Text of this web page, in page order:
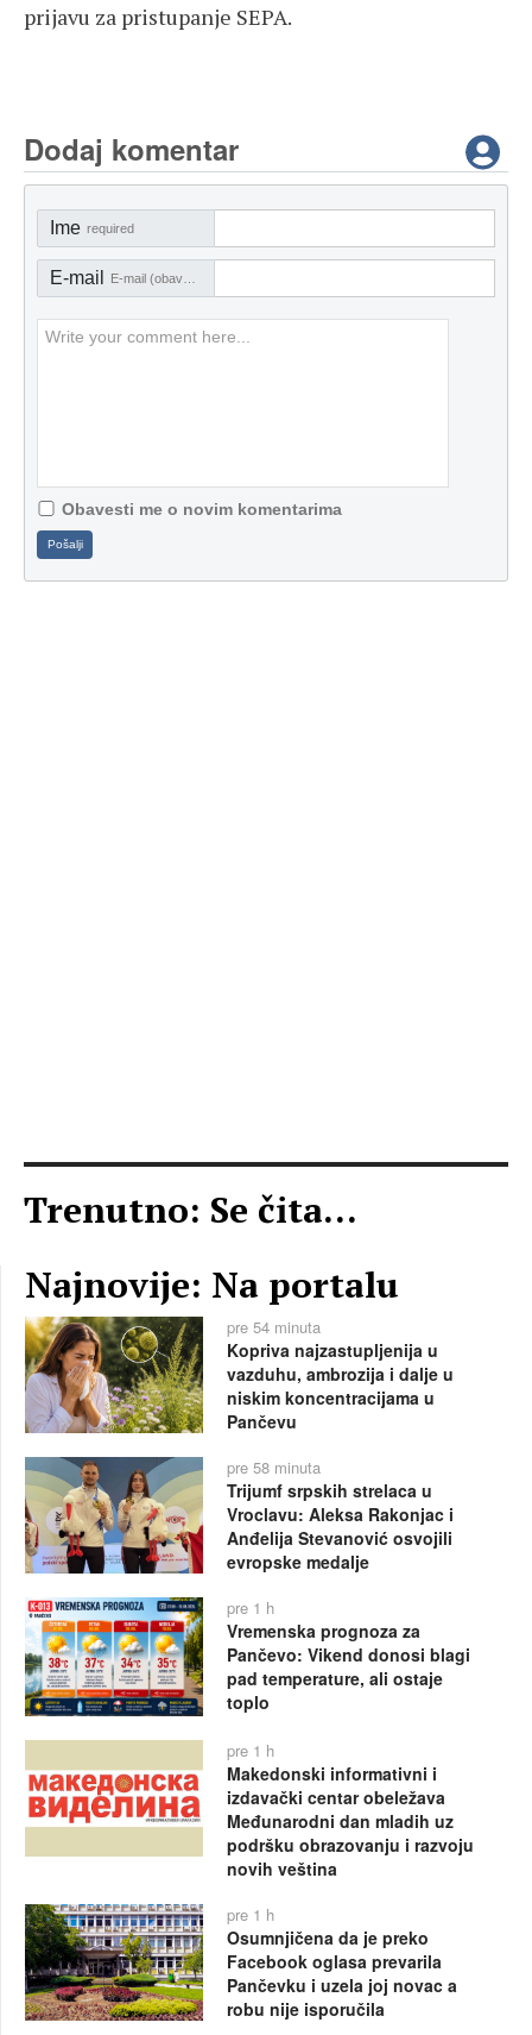
prijavu za pristupanje SEPA.
Dodaj komentar
Ime required
E-mail
Obavesti me o novim komentarima
Pošalji
Trenutno: Se čita...
Najnovije: Na portalu
pre 54 minuta
Kopriva najzastupljenija u
vazduhu, ambrozija i dalje u
niskim koncentracijama u
Pančevu
pre 58 minuta
Trijumf srpskih strelaca u
Vroclavu: Aleksa Rakonjac i
Anđelija Stevanović osvojili
evropske medalje
pre 1 h
Vremenska prognoza za
Pančevo: Vikend donosi blagi
pad temperature, ali ostaje
toplo
pre 1 h
Makedonski informativni i
izdavački centar obeležava
Međunarodni dan mladih uz
podršku obrazovanju i razvoju
novih veština
pre 1 h
Osumnjičena da je preko
Facebook oglasa prevarila
Pančevku i uzela joj novac a
robu nije isporučila